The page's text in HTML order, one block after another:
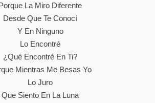
La Miro Diferente
Desde Que Te Conocí
Y En Ninguno
Lo Encontré
¿Qué Encontré En Ti?
Mientras Me Besas Yo
Lo Juro
Que Siento En La Luna